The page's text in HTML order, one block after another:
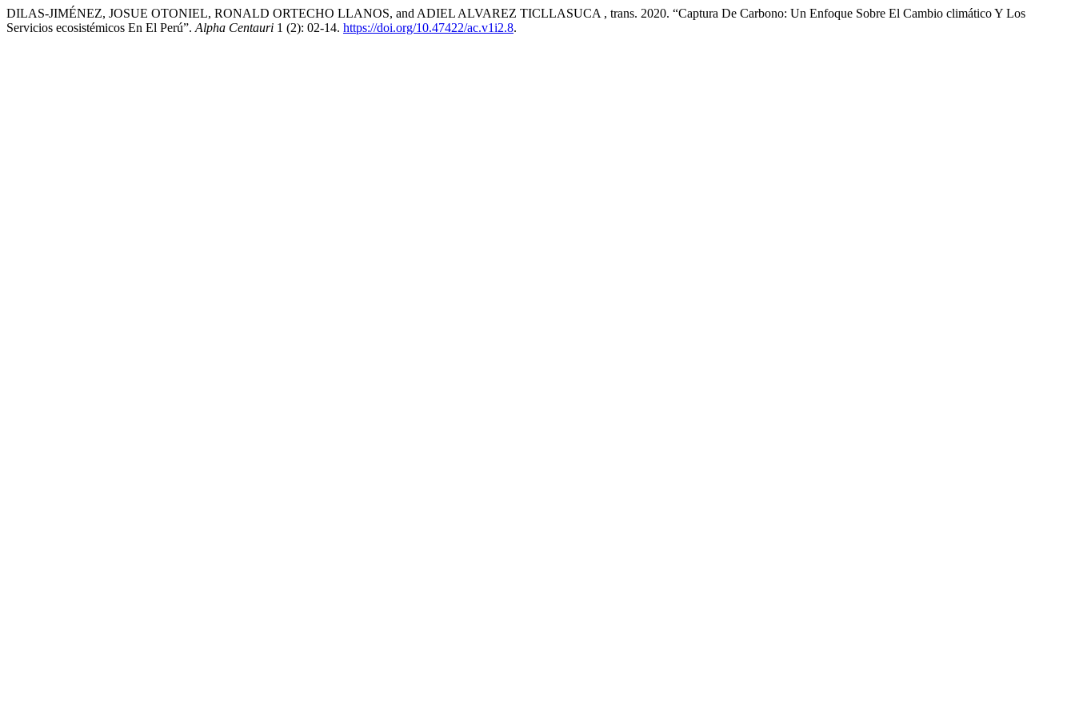
DILAS-JIMÉNEZ, JOSUE OTONIEL, RONALD ORTECHO LLANOS, and ADIEL ALVAREZ TICLLASUCA , trans. 2020. “Captura De Carbono: Un Enfoque Sobre El Cambio climático Y Los
Servicios ecosistémicos En El Perú”. Alpha Centauri 1 (2): 02-14. https://doi.org/10.47422/ac.v1i2.8.